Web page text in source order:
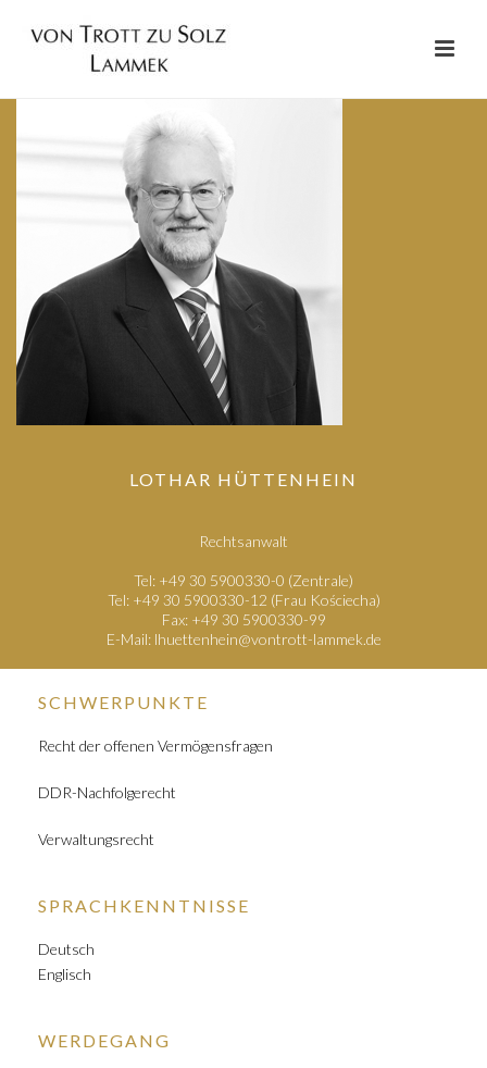
LOTHAR HÜTTENHEIN
Rechtsanwalt
Tel: +49 30 5900330-0 (Zentrale)
Tel: +49 30 5900330-12 (Frau Kościecha)
Fax: +49 30 5900330-99
E-Mail: lhuettenhein@vontrott-lammek.de
SCHWERPUNKTE
Recht der offenen Vermögensfragen
DDR-Nachfolgerecht
Verwaltungsrecht
SPRACHKENNTNISSE
Deutsch
Englisch
WERDEGANG